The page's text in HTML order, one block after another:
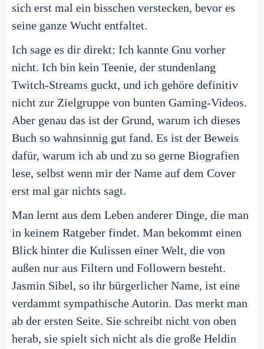
sich erst mal ein bisschen verstecken, bevor es
seine ganze Wucht entfaltet.
Ich sage es dir direkt: Ich kannte Gnu vorher
nicht. Ich bin kein Teenie, der stundenlang
Twitch-Streams guckt, und ich gehöre definitiv
nicht zur Zielgruppe von bunten Gaming-Videos.
Aber genau das ist der Grund, warum ich dieses
Buch so wahnsinnig gut fand. Es ist der Beweis
dafür, warum ich ab und zu so gerne Biografien
lese, selbst wenn mir der Name auf dem Cover
erst mal gar nichts sagt.
Man lernt aus dem Leben anderer Dinge, die man
in keinem Ratgeber findet. Man bekommt einen
Blick hinter die Kulissen einer Welt, die von
außen nur aus Filtern und Followern besteht.
Jasmin Sibel, so ihr bürgerlicher Name, ist eine
verdammt sympathische Autorin. Das merkt man
ab der ersten Seite. Sie schreibt nicht von oben
herab, sie spielt sich nicht als die große Heldin